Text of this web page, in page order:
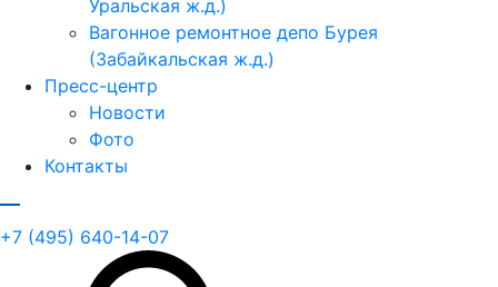
Уральская ж.д.)
Вагонное ремонтное депо Бурея
(Забайкальская ж.д.)
Пресс-центр
Новости
Фото
Контакты
+7 (495) 640-14-07